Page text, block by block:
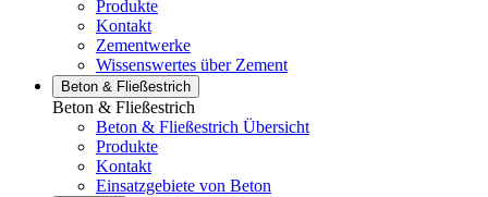
Produkte
Kontakt
Zementwerke
Wissenswertes über Zement
Beton & Fließestrich
Beton & Fließestrich
Beton & Fließestrich Übersicht
Produkte
Kontakt
Einsatzgebiete von Beton